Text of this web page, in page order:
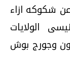
عن شكوكه ازاء
الولايات
وجورج بوش